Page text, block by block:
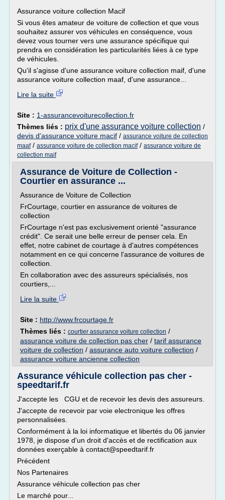
Assurance voiture collection Macif
Si vous êtes amateur de voiture de collection et que vous
souhaitez assurer vos véhicules en conséquence, vous
devez vous tourner vers une assurance spécifique qui
prendra en considération les particularités liées à ce type
de véhicules.
Qu'il s'agisse d'une assurance voiture collection maif, d'une
assurance voiture collection maaf, d'une assurance...
Lire la suite
Site : 1-assurancevoiturecollection.fr
Thèmes liés : prix d'une assurance voiture collection /
devis d'assurance voiture macif / assurance voiture de collection
maaf/ assurance voiture de collection macif/ assurance voiture de
collection maif
Assurance de Voiture de Collection -
Courtier en assurance ...
Assurance de Voiture de Collection
FrCourtage, courtier en assurance de voitures de
collection
FrCourtage n'est pas exclusivement orienté "assurance
crédit". Ce serait une belle erreur de penser cela. En
effet, notre cabinet de courtage à d'autres compétences
notamment en ce qui concerne l'assurance de voitures de
collection.
En collaboration avec des assureurs spécialisés, nos
courtiers,...
Lire la suite
Site : http://www.frcourtage.fr
Thèmes liés : courtier assurance voiture collection /
assurance voiture de collection pas cher / tarif assurance
voiture de collection / assurance auto voiture collection /
assurance voiture ancienne collection
Assurance véhicule collection pas cher -
speedtarif.fr
J'accepte les CGU et de recevoir les devis des assureurs.
J'accepte de recevoir par voie electronique les offres
personnalisées.
Conformément à la loi informatique et libertés du 06 janvier
1978, je dispose d'un droit d'accès et de rectification aux
données exerçable à contact@speedtarif.fr
Précédent
Nos Partenaires
Assurance véhicule collection pas cher
Le marché pour...